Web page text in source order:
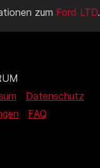
zum Ford LTD.
Datenschutz
FAQ